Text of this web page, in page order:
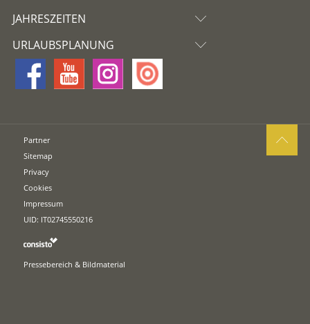
JAHRESZEITEN
URLAUBSPLANUNG
Partner
Sitemap
Privacy
Cookies
Impressum
UID: IT02745550216
Pressebereich & Bildmaterial